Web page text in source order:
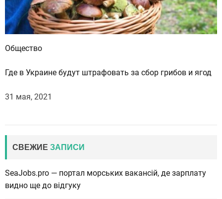
Общество
Где в Украине будут штрафовать за сбор грибов и ягод
31 мая, 2021
СВЕЖИЕ ЗАПИСИ
SeaJobs.pro — портал морських вакансій, де зарплату
видно ще до відгуку